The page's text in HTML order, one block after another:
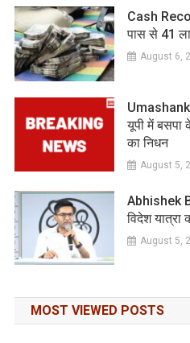
Cash
पास से 41
August 6,
यूपी में बसपा
का निधन
August 5,
Abhishek
विदेश
August 5,
MOST VIEWED POSTS